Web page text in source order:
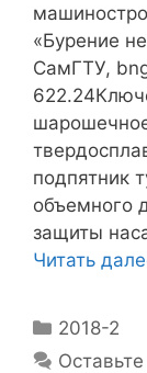
«Бурение
СамГТУ,
подпятник
объемного
защиты
Читать
2018-2